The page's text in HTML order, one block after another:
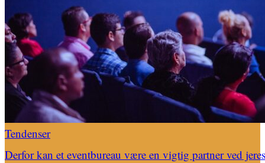
Tendenser
Derfor kan et eventbureau være en vigtig partner ved